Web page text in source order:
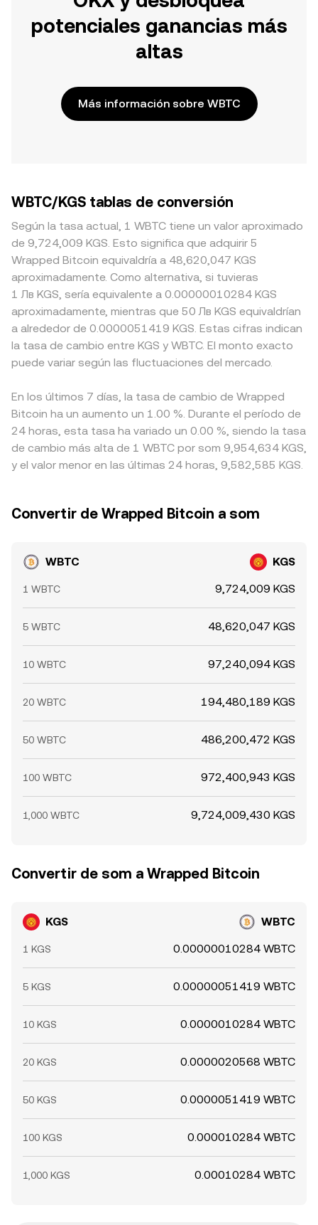
potenciales ganancias más
altas
Más información sobre WBTC
WBTC/KGS tablas de conversión
Según la tasa actual, 1 WBTC tiene un valor aproximado
de 9,724,009 KGS. Esto significa que adquirir 5
Wrapped Bitcoin equivaldría a 48,620,047 KGS
aproximadamente. Como alternativa, si tuvieras
1 Лв KGS, sería equivalente a 0.00000010284 KGS
aproximadamente, mientras que 50 Лв KGS equivaldrían
a alrededor de 0.0000051419 KGS. Estas cifras indican
la tasa de cambio entre KGS y WBTC. El monto exacto
puede variar según las fluctuaciones del mercado.
En los últimos 7 días, la tasa de cambio de Wrapped
Bitcoin ha un aumento un 1.00 %. Durante el período de
24 horas, esta tasa ha variado un 0.00 %, siendo la tasa
de cambio más alta de 1 WBTC por som 9,954,634 KGS,
y el valor menor en las últimas 24 horas, 9,582,585 KGS.
Convertir de Wrapped Bitcoin a som
WBTC KGS
1 WBTC 9,724,009 KGS
5 WBTC 48,620,047 KGS
10 WBTC 97,240,094 KGS
20 WBTC 194,480,189 KGS
50 WBTC 486,200,472 KGS
100 WBTC 972,400,943 KGS
1,000 WBTC 9,724,009,430 KGS
Convertir de som a Wrapped Bitcoin
KGS WBTC
1 KGS 0.00000010284 WBTC
5 KGS 0.00000051419 WBTC
10 KGS 0.0000010284 WBTC
20 KGS 0.0000020568 WBTC
50 KGS 0.0000051419 WBTC
100 KGS 0.000010284 WBTC
1,000 KGS 0.00010284 WBTC